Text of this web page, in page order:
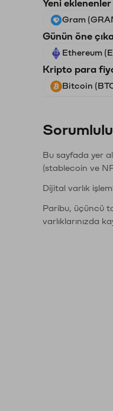
Yeni eklenenler
Gram
Günün öne
Ethereum
Kripto para
Bitcoin
Bu sayfada yer
(stablecoin ve
Dijital varlık
Paribu, üçüncü
varlıklarınızda